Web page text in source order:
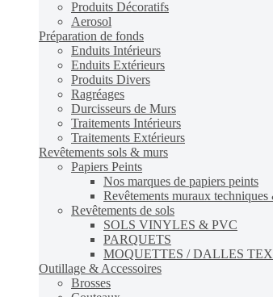
Produits Décoratifs
Aerosol
Préparation de fonds
Enduits Intérieurs
Enduits Extérieurs
Produits Divers
Ragréages
Durcisseurs de Murs
Traitements Intérieurs
Traitements Extérieurs
Revêtements sols & murs
Papiers Peints
Nos marques de papiers peints
Revêtements muraux techniques
Revêtements de sols
SOLS VINYLES & PVC
PARQUETS
MOQUETTES / DALLES
Outillage & Accessoires
Brosses